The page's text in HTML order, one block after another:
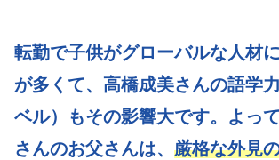
転勤で子供がグローバルな人材
が多くて、高橋成美さんの語学
ベル）もその影響大です。よっ
さんのお父さんは、 厳格な外見